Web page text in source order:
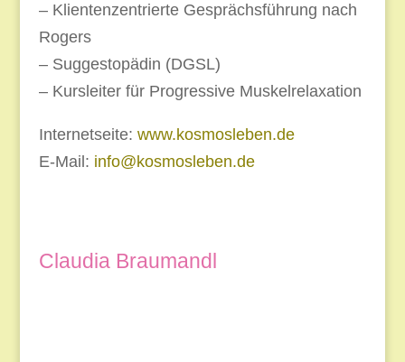
– Klientenzentrierte Gesprächsführung nach
Rogers
– Suggestopädin (DGSL)
– Kursleiter für Progressive Muskelrelaxation
Internetseite: www.kosmosleben.de
E-Mail: info@kosmosleben.de
Claudia Braumandl